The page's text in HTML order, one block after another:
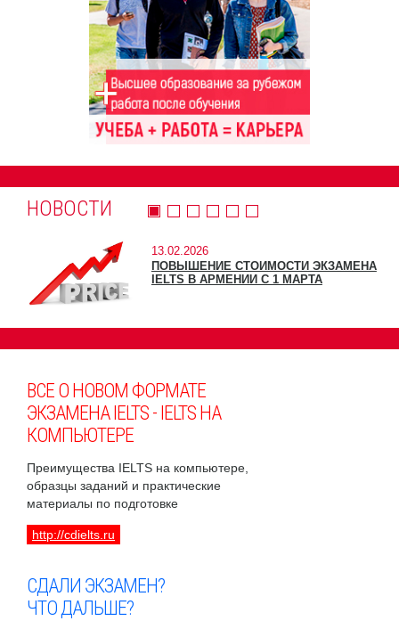
НОВОСТИ
13.02.2026
ПОВЫШЕНИЕ СТОИМОСТИ ЭКЗАМЕНА
IELTS В АРМЕНИИ С 1 МАРТА
ВСЕ О НОВОМ ФОРМАТЕ
ЭКЗАМЕНА IELTS - IELTS НА
КОМПЬЮТЕРЕ
Преимущества IELTS на компьютере,
образцы заданий и практические
материалы по подготовке
http://cdielts.ru
СДАЛИ ЭКЗАМЕН?
ЧТО ДАЛЬШЕ?